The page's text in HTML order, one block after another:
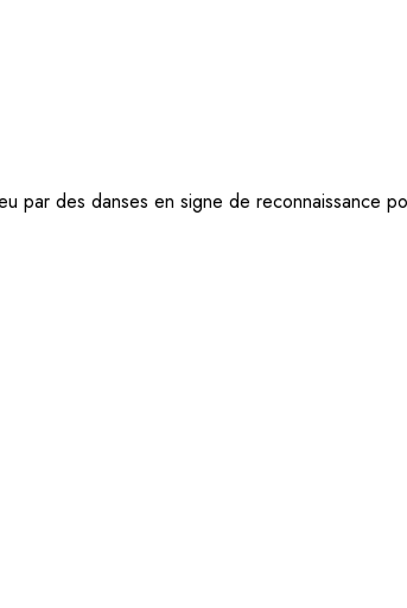
par des danses en signe de reconnaissance